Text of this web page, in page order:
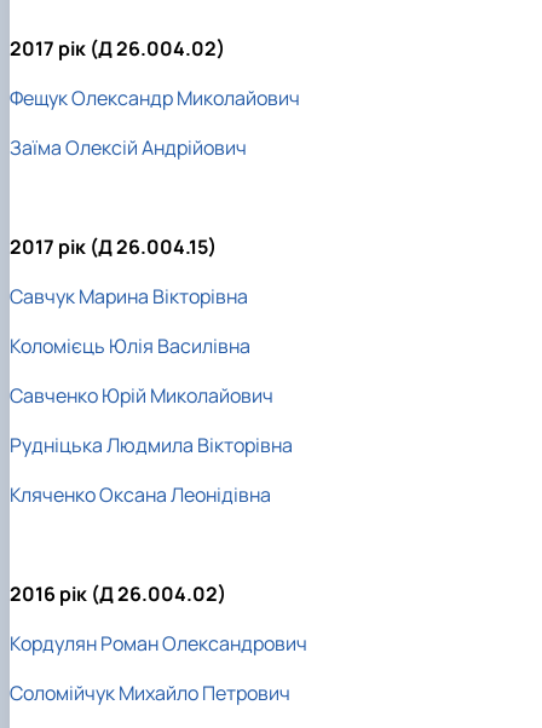
2017 рік (Д 26.004.02)
Фещук Олександр Миколайович
Заїма Олексій Андрійович
2017 рік (Д 26.004.15)
Савчук Марина Вікторівна
Коломієць Юлія Василівна
Савченко Юрій Миколайович
Рудніцька Людмила Вікторівна
Кляченко Оксана Леонідівна
2016 рік (Д 26.004.02)
Кордулян Роман Олександрович
Соломійчук Михайло Петрович